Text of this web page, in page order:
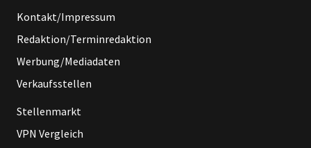
Kontakt/Impressum
Redaktion/Terminredaktion
Werbung/Mediadaten
Verkaufsstellen
Stellenmarkt
VPN Vergleich